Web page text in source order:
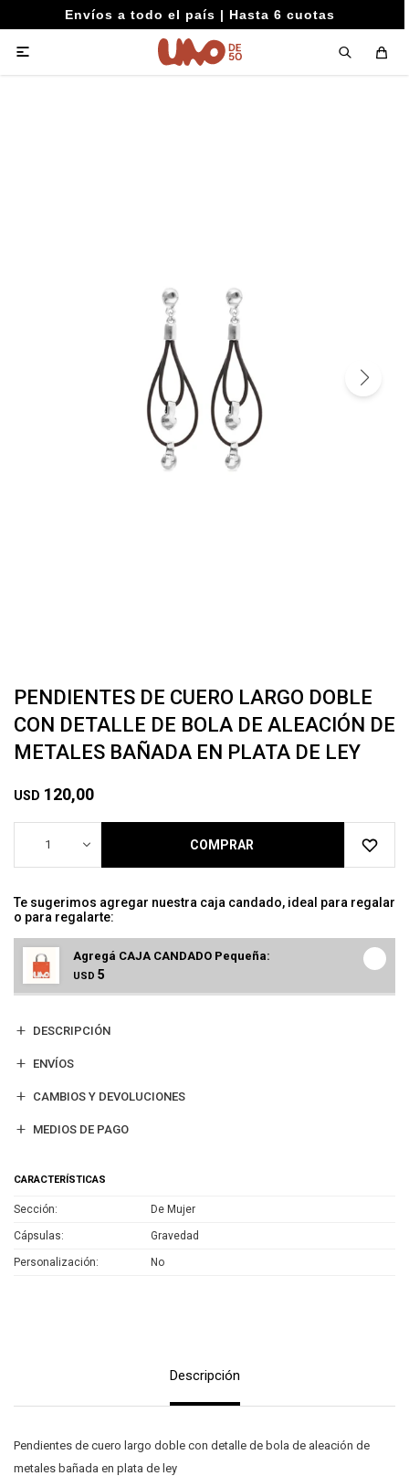
Envíos a todo el país | Hasta 6 cuotas

PENDIENTES DE CUERO LARGO DOBLE
CON DETALLE DE BOLA DE ALEACIÓN DE
METALES BAÑADA EN PLATA DE LEY
USD 120,00
1 COMPRAR
Te sugerimos agregar nuestra caja candado, ideal para regalar
o para regalarte:
Agregá CAJA CANDADO Pequeña:
USD 5
DESCRIPCIÓN
ENVÍOS
CAMBIOS Y DEVOLUCIONES
MEDIOS DE PAGO
CARACTERÍSTICAS
Sección De Mujer
Cápsulas Gravedad
Personalización No
Descripción
Pendientes de cuero largo doble con detalle de bola de aleación de
metales bañada en plata de ley